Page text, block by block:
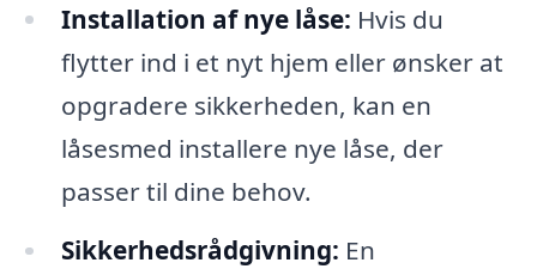
Installation af nye låse: Hvis du
flytter ind i et nyt hjem eller ønsker at
opgradere sikkerheden, kan en
låsesmed installere nye låse, der
passer til dine behov.
Sikkerhedsrådgivning: En